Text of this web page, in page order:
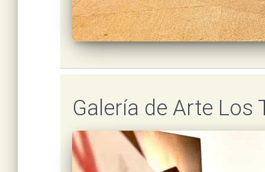
Galería de Arte Los